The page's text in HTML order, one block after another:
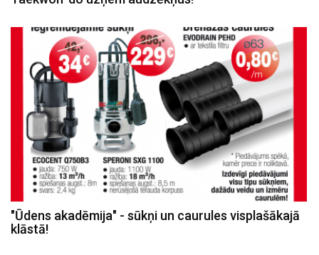
"Ūdens akadēmija" - sūkņi un caurules visplašākajā
klāstā!